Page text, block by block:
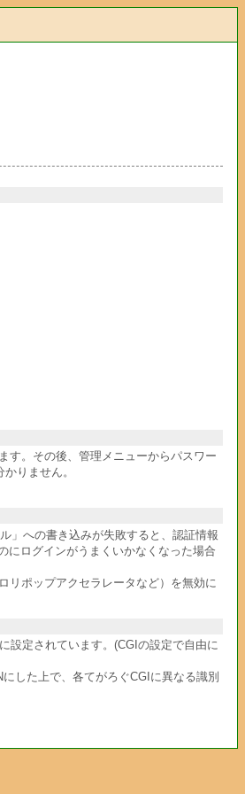
す。その後、管理メニューからパスワー
りません。
」への書き込みが失敗すると、認証情報
にログインがうまくいかなくなった場合
リポップアクセラレータなど）を無効に
設定されています。(CGIの設定で自由に
した上で、各てがろぐCGIに異なる識別